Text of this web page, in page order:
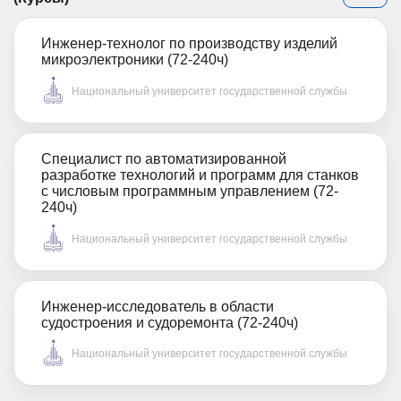
Инженер-технолог по производству изделий
микроэлектроники (72-240ч)
Национальный университет государственной службы
Специалист по автоматизированной
разработке технологий и программ для станков
с числовым программным управлением (72-
240ч)
Национальный университет государственной службы
Инженер-исследователь в области
судостроения и судоремонта (72-240ч)
Национальный университет государственной службы